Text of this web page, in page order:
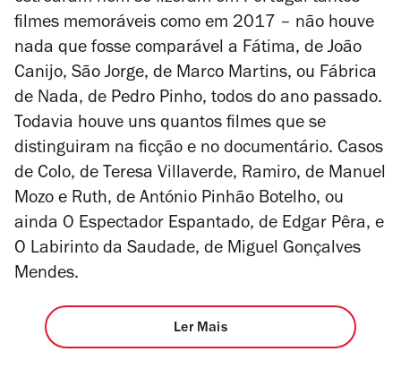
filmes memoráveis como em 2017 – não houve
nada que fosse comparável a Fátima, de João
Canijo, São Jorge, de Marco Martins, ou Fábrica
de Nada, de Pedro Pinho, todos do ano passado.
Todavia houve uns quantos filmes que se
distinguiram na ficção e no documentário. Casos
de Colo, de Teresa Villaverde, Ramiro, de Manuel
Mozo e Ruth, de António Pinhão Botelho, ou
ainda O Espectador Espantado, de Edgar Pêra, e
O Labirinto da Saudade, de Miguel Gonçalves
Mendes.
Ler Mais